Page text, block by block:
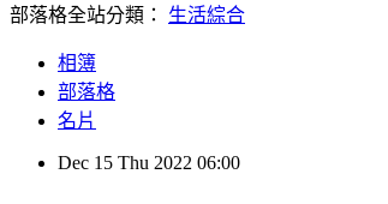
部落格全站分類： 生活綜合
相簿
部落格
名片
Dec 15 Thu 2022 06:00